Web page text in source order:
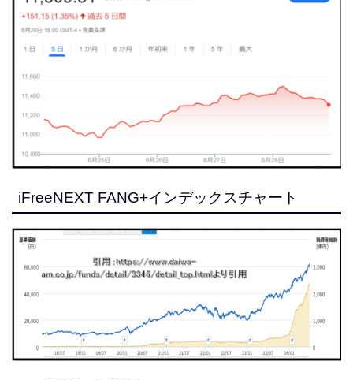
iFreeNEXT FANG+インデックスチャート